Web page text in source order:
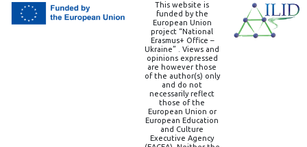
This website is
funded by the
European Union
project “National
Erasmus+ Office –
Ukraine” . Views and
opinions expressed
are however those
of the author(s) only
and do not
necessarily reflect
those of the
European Union or
European Education
and Culture
Executive Agency